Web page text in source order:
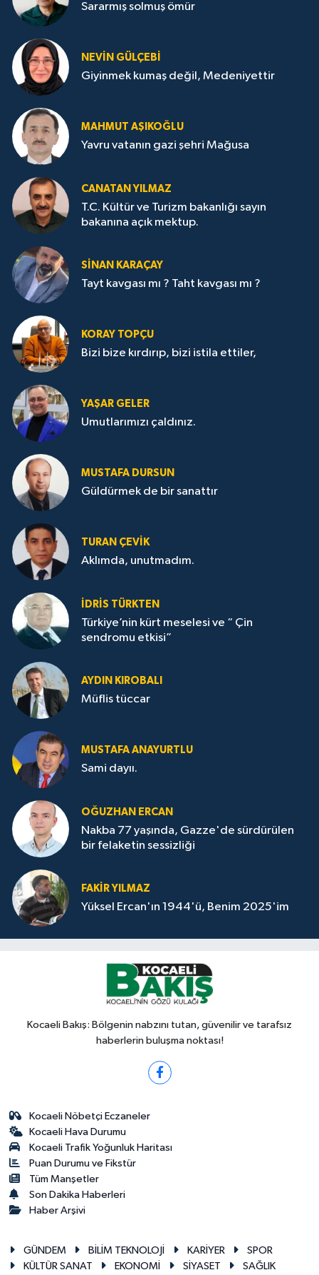
Sararmış solmuş ömür
NEVİN GÜLÇEBİ
Giyinmek kumaş değil, Medeniyettir
MAHMUT AŞIKOĞLU
Yavru vatanın gazi şehri Mağusa
CANATAN YILMAZ
T.C. Kültür ve Turizm bakanlığı sayın
bakanına açık mektup.
SİNAN KARAÇAY
Tayt kavgası mı ? Taht kavgası mı ?
KORAY TOPÇU
Bizi bize kırdırıp, bizi istila ettiler,
YAŞAR GELER
Umutlarımızı çaldınız.
MUSTAFA DURSUN
Güldürmek de bir sanattır
TURAN ÇEVİK
Aklımda, unutmadım.
İDRİS TÜRKTEN
Türkiye’nin kürt meselesi ve “ Çin
sendromu etkisi”
AYDIN KIROBALI
Müflis tüccar
MUSTAFA ANAYURTLU
Sami dayıı.
OĞUZHAN ERCAN
Nakba 77 yaşında, Gazze'de sürdürülen
bir felaketin sessizliği
FAKİR YILMAZ
Yüksel Ercan'ın 1944'ü, Benim 2025'im
Kocaeli Bakış: Bölgenin nabzını tutan, güvenilir ve tarafsız
haberlerin buluşma noktası!
Kocaeli Nöbetçi Eczaneler
Kocaeli Hava Durumu
Kocaeli Trafik Yoğunluk Haritası
Puan Durumu ve Fikstür
Tüm Manşetler
Son Dakika Haberleri
Haber Arşivi
GÜNDEM BİLİM TEKNOLOJİ KARİYER
SPOR
KÜLTÜR SANAT
EKONOMİ SİYASET SAĞLIK